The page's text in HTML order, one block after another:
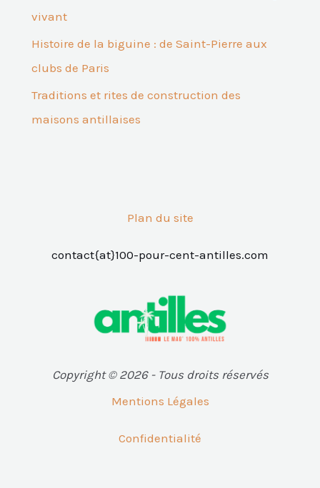
vivant
Histoire de la biguine : de Saint-Pierre aux
clubs de Paris
Traditions et rites de construction des
maisons antillaises
Plan du site
contact{at}100-pour-cent-antilles.com
Copyright © 2026 - Tous droits réservés
Mentions Légales
Confidentialité